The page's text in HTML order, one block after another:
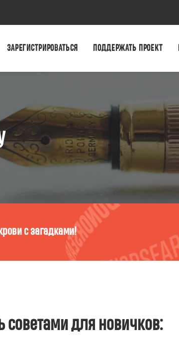
ЗАРЕГИСТРИРОВАТЬСЯ ПОДДЕРЖАТЬ ПРОЕКТ
Пройди тест и узнай!
для новичков: